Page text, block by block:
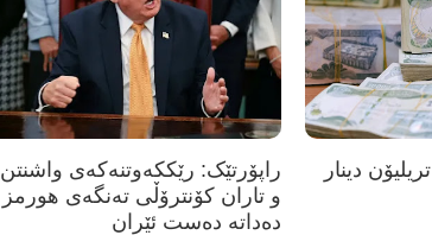
راپۆرتێک: رێککەوتنەکەی واشنتن
و تاران کۆنترۆڵی تەنگەی هورمز
دەداتە دەست ئێران
عێراق زیاتر لە 186 تریلیۆن دینار